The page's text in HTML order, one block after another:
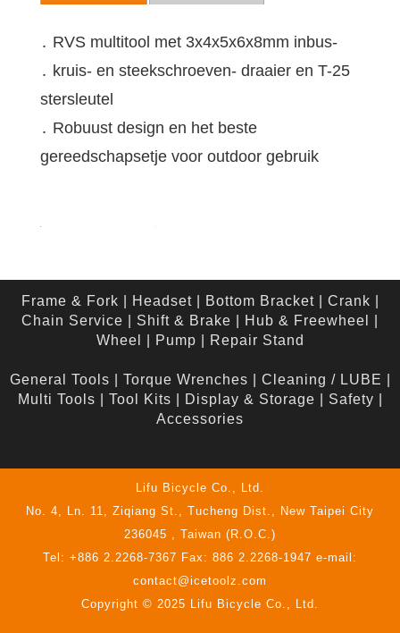
․ RVS multitool met 3x4x5x6x8mm inbus-
․ kruis- en steekschroeven- draaier en T-25
stersleutel
․ Robuust design en het beste
gereedschapsetje voor outdoor gebruik
Frame & Fork Headset| Bottom Bracket| Crank
Chain Service
Shift & Brake Hub & Freewheel
Wheel
Pump Repair Stand
General Tools Torque Wrenches Cleaning / LUBE
Multi Tools
Tool Kits Display & Storage Safety
Accessories
Lifu Bicycle Co., Ltd.
No. 4, Ln. 11, Ziqiang St., Tucheng Dist., New Taipei City
236045 , Taiwan (R.O.C.)
Tel: +886 2.2268-7367 Fax: 886 2.2268-1947 e-mail:
contact@icetoolz.com
Copyright © 2025 Lifu Bicycle Co., Ltd.